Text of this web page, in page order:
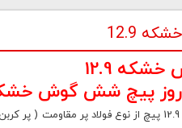
12.9
12.9
پیچ شش گوش خشکه